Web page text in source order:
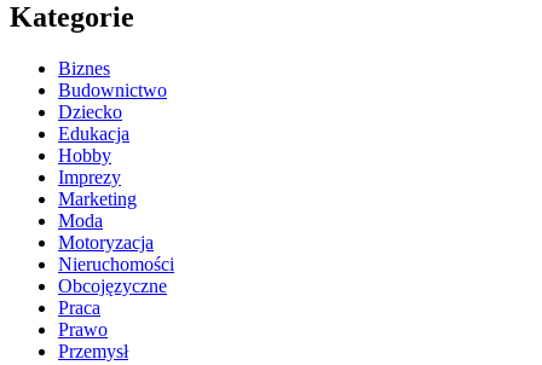
Kategorie
Biznes
Budownictwo
Dziecko
Edukacja
Hobby
Imprezy
Marketing
Moda
Motoryzacja
Nieruchomości
Obcojęzyczne
Praca
Prawo
Przemysł